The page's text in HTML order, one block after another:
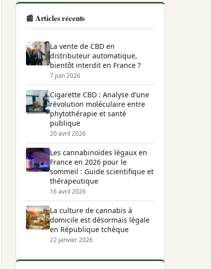
📰 Articles récents
La vente de CBD en
distributeur automatique,
bientôt interdit en France ?
7 juin 2026
Cigarette CBD : Analyse d’une
révolution moléculaire entre
phytothérapie et santé
publique
20 avril 2026
Les cannabinoïdes légaux en
France en 2026 pour le
sommeil : Guide scientifique et
thérapeutique
16 avril 2026
La culture de cannabis à
domicile est désormais légale
en République tchèque
22 janvier 2026